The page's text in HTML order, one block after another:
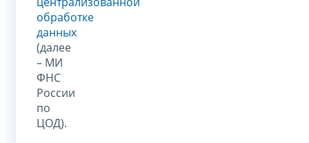
обработке
данных
(далее
– МИ
ФНС
России
по
ЦОД).